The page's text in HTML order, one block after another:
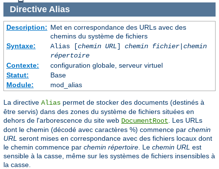
Directive Alias
Description: Met en correspondance des URLs avec des
chemins du système de fichiers
Syntaxe:
Alias [chemin URL] chemin fichier|chemin
répertoire
Contexte:
configuration globale, serveur virtuel
Statut:
Base
Module:
mod_alias
La directive Alias permet de stocker des documents (destinés à
être servis) dans des zones du système de fichiers situées en
dehors de l'arborescence du site web DocumentRoot . Les URLs
dont le chemin (décodé avec caractères %) commence par chemin
URL seront mises en correspondance avec des fichiers locaux dont
le chemin commence par chemin répertoire . Le chemin URL est
sensible à la casse, même sur les systèmes de fichiers insensibles à
la casse.